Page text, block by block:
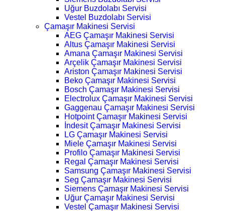
Uğur Buzdolabı Servisi
Vestel Buzdolabı Servisi
Çamaşır Makinesi Servisi
AEG Çamaşır Makinesi Servisi
Altus Çamaşır Makinesi Servisi
Amana Çamaşır Makinesi Servisi
Arçelik Çamaşır Makinesi Servisi
Ariston Çamaşır Makinesi Servisi
Beko Çamaşır Makinesi Servisi
Bosch Çamaşır Makinesi Servisi
Electrolux Çamaşır Makinesi Servisi
Gaggenau Çamaşır Makinesi Servisi
Hotpoint Çamaşır Makinesi Servisi
İndesit Çamaşır Makinesi Servisi
LG Çamaşır Makinesi Servisi
Miele Çamaşır Makinesi Servisi
Profilo Çamaşır Makinesi Servisi
Regal Çamaşır Makinesi Servisi
Samsung Çamaşır Makinesi Servisi
Seg Çamaşır Makinesi Servisi
Siemens Çamaşır Makinesi Servisi
Uğur Çamaşır Makinesi Servisi
Vestel Çamaşır Makinesi Servisi